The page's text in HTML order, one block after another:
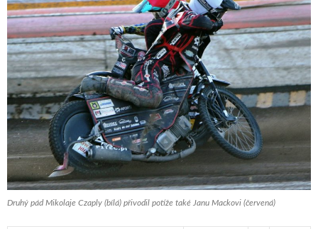
Druhý pád Mikolaje Czaply (bílá) přivodil potíže také Janu Mackovi (červená)